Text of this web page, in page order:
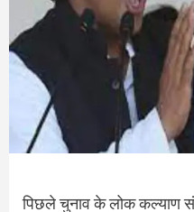
पिछले चुनाव के लोक कल्याण